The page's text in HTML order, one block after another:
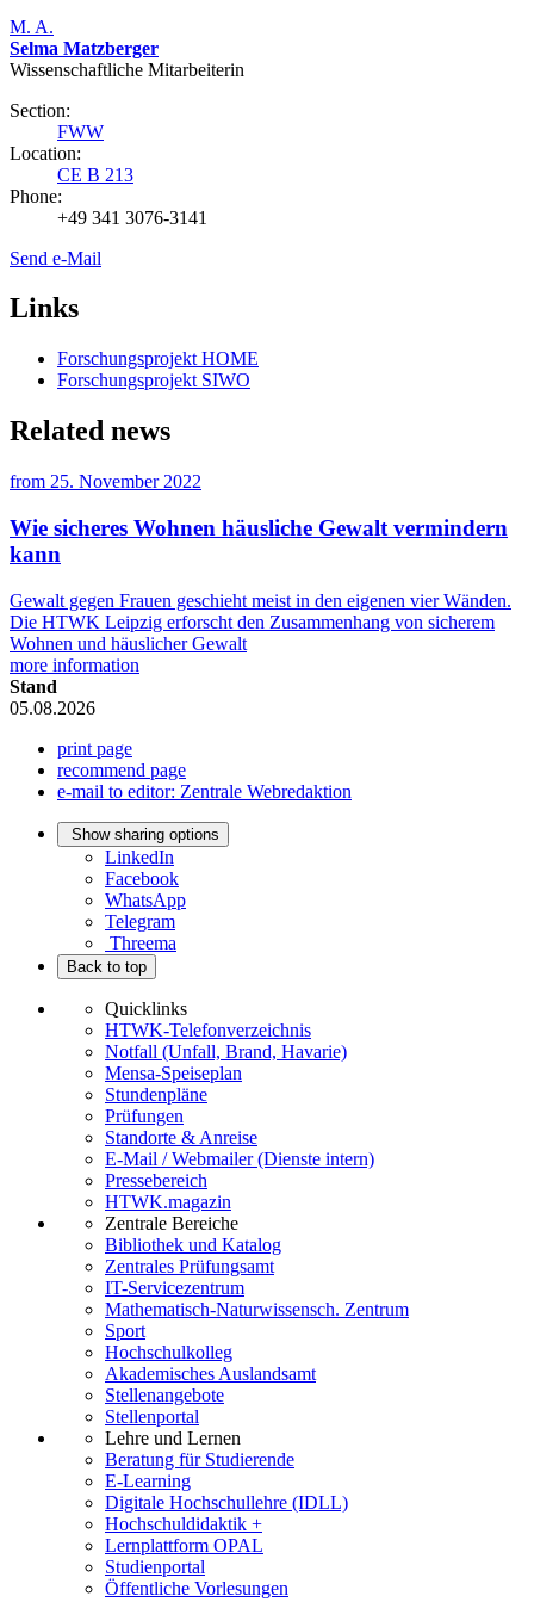
M. A.
Selma Matzberger
Wissenschaftliche Mitarbeiterin
Section:
FWW
Location:
CE B 213
Phone:
+49 341 3076-3141
Send e-Mail
Links
Forschungsprojekt HOME
Forschungsprojekt SIWO
Related news
from 25. November 2022
Wie sicheres Wohnen häusliche Gewalt vermindern
kann
Gewalt gegen Frauen geschieht meist in den eigenen vier Wänden.
Die HTWK Leipzig erforscht den Zusammenhang von sicherem
Wohnen und häuslicher Gewalt
more information
Stand
05.08.2026
print page
recommend page
e-mail to editor: Zentrale Webredaktion
Show sharing options
LinkedIn
Facebook
WhatsApp
Telegram
Threema
Back to top
Quicklinks
HTWK-Telefonverzeichnis
Notfall (Unfall, Brand, Havarie)
Mensa-Speiseplan
Stundenpläne
Prüfungen
Standorte & Anreise
E-Mail / Webmailer (Dienste intern)
Pressebereich
HTWK.magazin
Zentrale Bereiche
Bibliothek und Katalog
Zentrales Prüfungsamt
IT-Servicezentrum
Mathematisch-Naturwissensch. Zentrum
Sport
Hochschulkolleg
Akademisches Auslandsamt
Stellenangebote
Stellenportal
Lehre und Lernen
Beratung für Studierende
E-Learning
Digitale Hochschullehre (IDLL)
Hochschuldidaktik +
Lernplattform OPAL
Studienportal
Öffentliche Vorlesungen